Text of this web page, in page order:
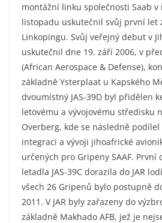
montážní linku společnosti Saab v
listopadu uskutečnil svůj první let
Linkopingu. Svůj veřejný debut v
uskutečnil dne 19. září 2006, v
(African Aerospace & Defense),
základně Ysterplaat u Kapského
dvoumístný JAS-39D byl přidělen
letovému a vývojovému středisku
Overberg, kde se následně
integraci a vývoji jihoafrické
určených pro Gripeny SAAF. První
letadla JAS-39C dorazila do JAR
všech 26 Gripenů bylo postupně
2011. V JAR byly zařazeny do
základně Makhado AFB, jež je